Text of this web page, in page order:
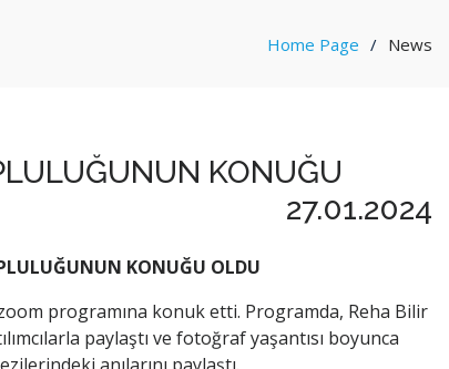
Home Page News
KONUĞU
27.01.2024
KONUĞU OLDU
programına konuk etti. Programda, Reha Bilir
paylaştı ve fotoğraf yaşantısı boyunca